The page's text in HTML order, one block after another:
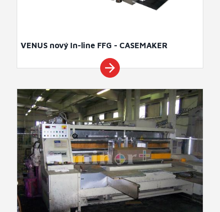
VENUS nový In-line FFG - CASEMAKER
arrow_forward